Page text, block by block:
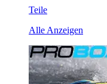
Teile
Alle Anzeigen